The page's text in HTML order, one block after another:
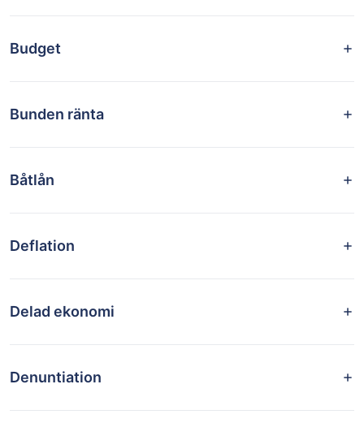
Budget
Bunden ränta
Båtlån
Deflation
Delad ekonomi
Denuntiation